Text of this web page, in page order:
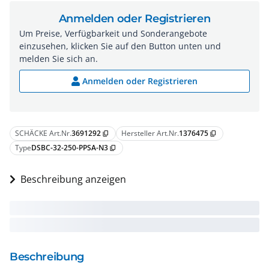
SCHÄCKE Art.Nr.3691292 content_copy Hersteller Art.Nr.1376475 content_copy
TypeDSBC-32-250-PPSA-N3 content_copy
Beschreibung anzeigen
Beschreibung
Anmelden oder Registrieren
Um Preise, Verfügbarkeit und Sonderangebote
einzusehen, klicken Sie auf den Button unten und
melden Sie sich an.
Anmelden oder Registrieren